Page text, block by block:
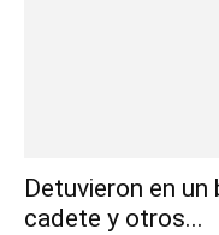
Detuvieron en un
cadete y otros...